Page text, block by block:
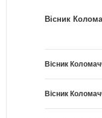
Вісник
Вісник
Вісник